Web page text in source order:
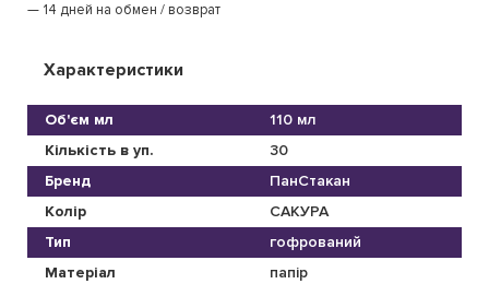
14 дней на обмен / возврат
Характеристики
Об'єм мл
110 мл
Кількість в уп.
30
Бренд
ПанСтакан
Колір
САКУРА
Тип
гофрований
Матеріал
папір